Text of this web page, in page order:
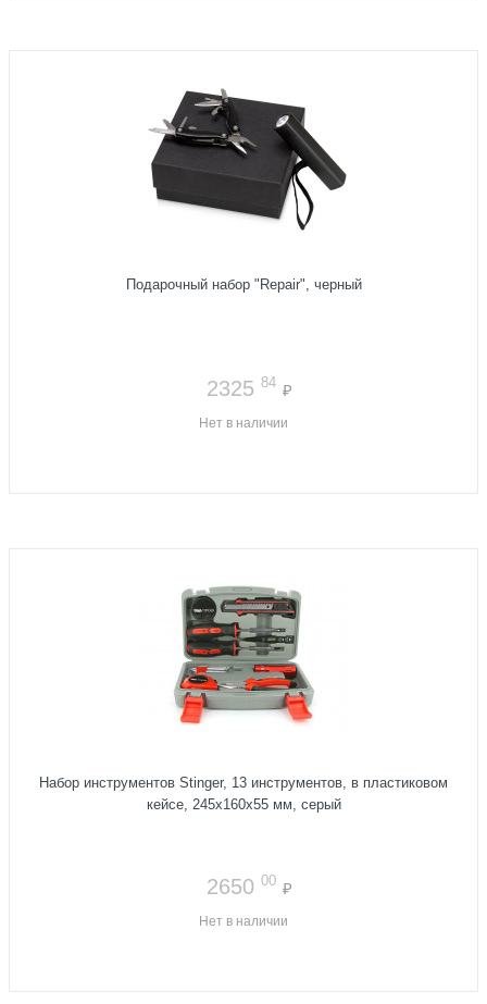
Подарочный набор "Repair", черный
2325 84 ₽
Нет в наличии
Набор инструментов Stinger, 13 инструментов, в пластиковом
кейсе, 245х160x55 мм, серый
2650 00 ₽
Нет в наличии